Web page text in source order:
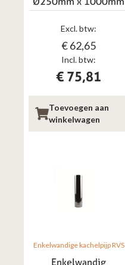
Incl. btw:
€ 75,81
Excl. btw:
€62,65
Toevoegen aan
winkelwagen
Enkelwandige kachelpijp RVS
Enkelwandig